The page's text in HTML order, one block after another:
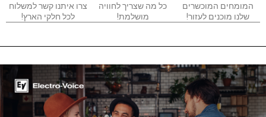
המומחים המוכשרים
שלנו מוכנים לעזור!
כל מה שצריך לחוויה
מושלמת!
צרו איתנו קשר למשלוח
לכל חלקי הארץ!